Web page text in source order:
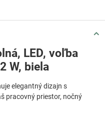
LED, voľba
W, biela
elegantný dizajn s
pracovný priestor, nočný